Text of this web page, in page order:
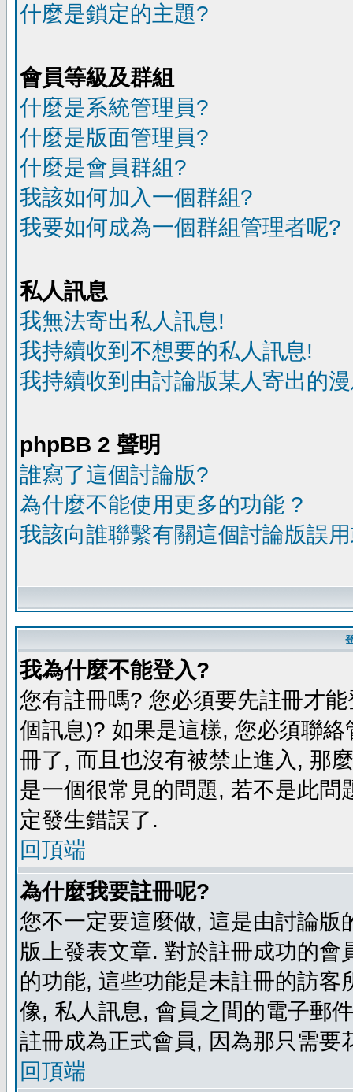
什麼是鎖定的主題?
會員等級及群組
什麼是系統管理員?
什麼是版面管理員?
什麼是會員群組?
我該如何加入一個群組?
我要如何成為一個群組管理者呢?
私人訊息
我無法寄出私人訊息!
我持續收到不想要的私人訊息!
我持續收到由討論版某人寄出的
phpBB 2 聲明
誰寫了這個討論版?
為什麼不能使用更多的功能 ?
我該向誰聯繫有關這個討論版誤
我為什麼不能登入?
您有註冊嗎? 您必須要先註冊才
個訊息)? 如果是這樣, 您必須聯
冊了, 而且也沒有被禁止進入, 那
是一個很常見的問題, 若不是此
定發生錯誤了.
回頂端
為什麼我要註冊呢?
您不一定要這麼做, 這是由討論
版上發表文章. 對於註冊成功的
的功能, 這些功能是未註冊的訪
像, 私人訊息, 會員之間的電子郵
註冊成為正式會員, 因為那只需要
回頂端